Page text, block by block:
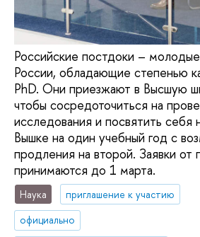
Российские постдоки –
России, обладающие степенью
PhD. Они приезжают в Высшую
чтобы сосредоточиться на
исследования и посвятить себя
Вышке на один учебный год с
продления на второй. Заявки от
принимаются до 1 марта.
Наука
приглашение к участию
официально